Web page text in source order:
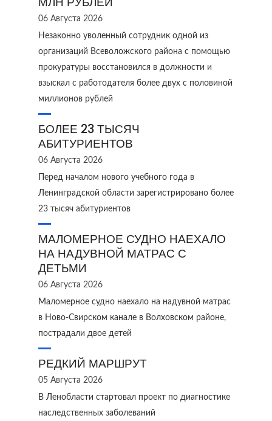
06 Августа 2026
Незаконно уволенный сотрудник одной из
организаций Всеволожского района с помощью
прокуратуры восстановился в должности и
взыскал с работодателя более двух с половиной
миллионов рублей
БОЛЕЕ 23 ТЫСЯЧ
АБИТУРИЕНТОВ
06 Августа 2026
Перед началом нового учебного года в
Ленинградской области зарегистрировано более
23 тысяч абитуриентов
МАЛОМЕРНОЕ СУДНО НАЕХАЛО
НА НАДУВНОЙ МАТРАС С
ДЕТЬМИ
06 Августа 2026
Маломерное судно наехало на надувной матрас
в Ново‑Свирском канале в Волховском районе,
пострадали двое детей
РЕДКИЙ МАРШРУТ
05 Августа 2026
В Ленобласти стартовал проект по диагностике
наследственных заболеваний